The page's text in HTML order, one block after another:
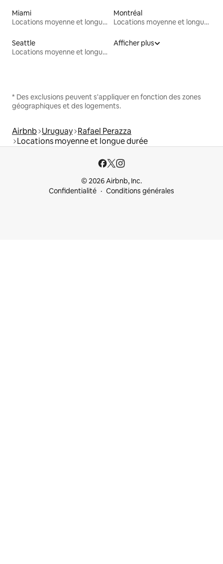
Miami
Locations moyenne et longue durée
Montréal
Locations moyenne et longue durée
Seattle
Locations moyenne et longue durée
Afficher plus
* Des exclusions peuvent s'appliquer en fonction des zones
géographiques et des logements.
Airbnb Uruguay Rafael Perazza
Locations moyenne et longue durée
© 2026 Airbnb, Inc.
Confidentialité
Conditions générales